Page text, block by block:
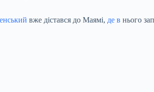
вже дістався до Маямі, де в нього